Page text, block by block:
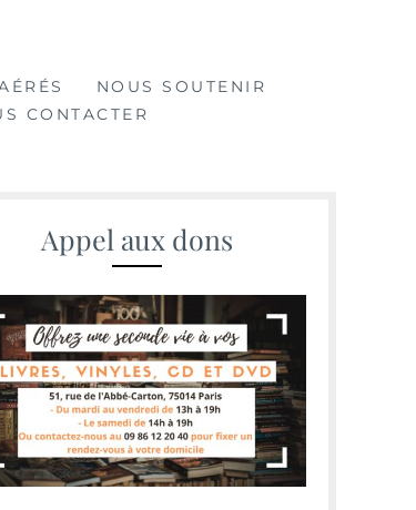
NOUS SOUTENIR
CONTACTER
Appel aux dons